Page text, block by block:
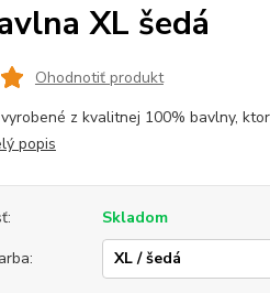
XL šedá
Ohodnotiť produkt
z kvalitnej 100% bavlny,
popis
Skladom